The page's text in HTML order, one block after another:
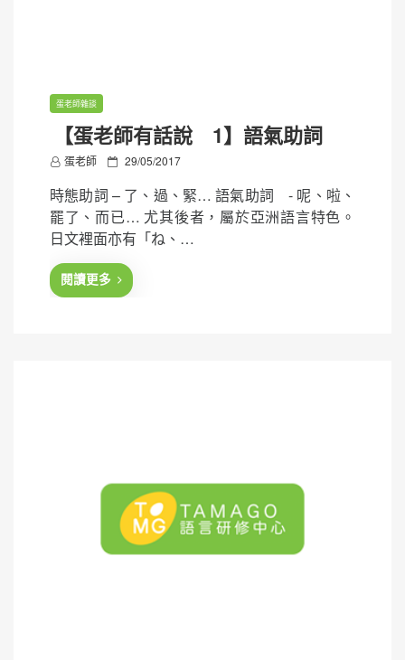
蛋老師雜談
【蛋老師有話說 1】語氣助詞
蛋老師
P
s
t
e
d
29/05/2017
時態助詞 – 了、過、緊… 語氣助詞 - 呢、啦、
罷了、而已… 尤其後者，屬於亞洲語言特色。
日文裡面亦有「ね、…
閱讀更多